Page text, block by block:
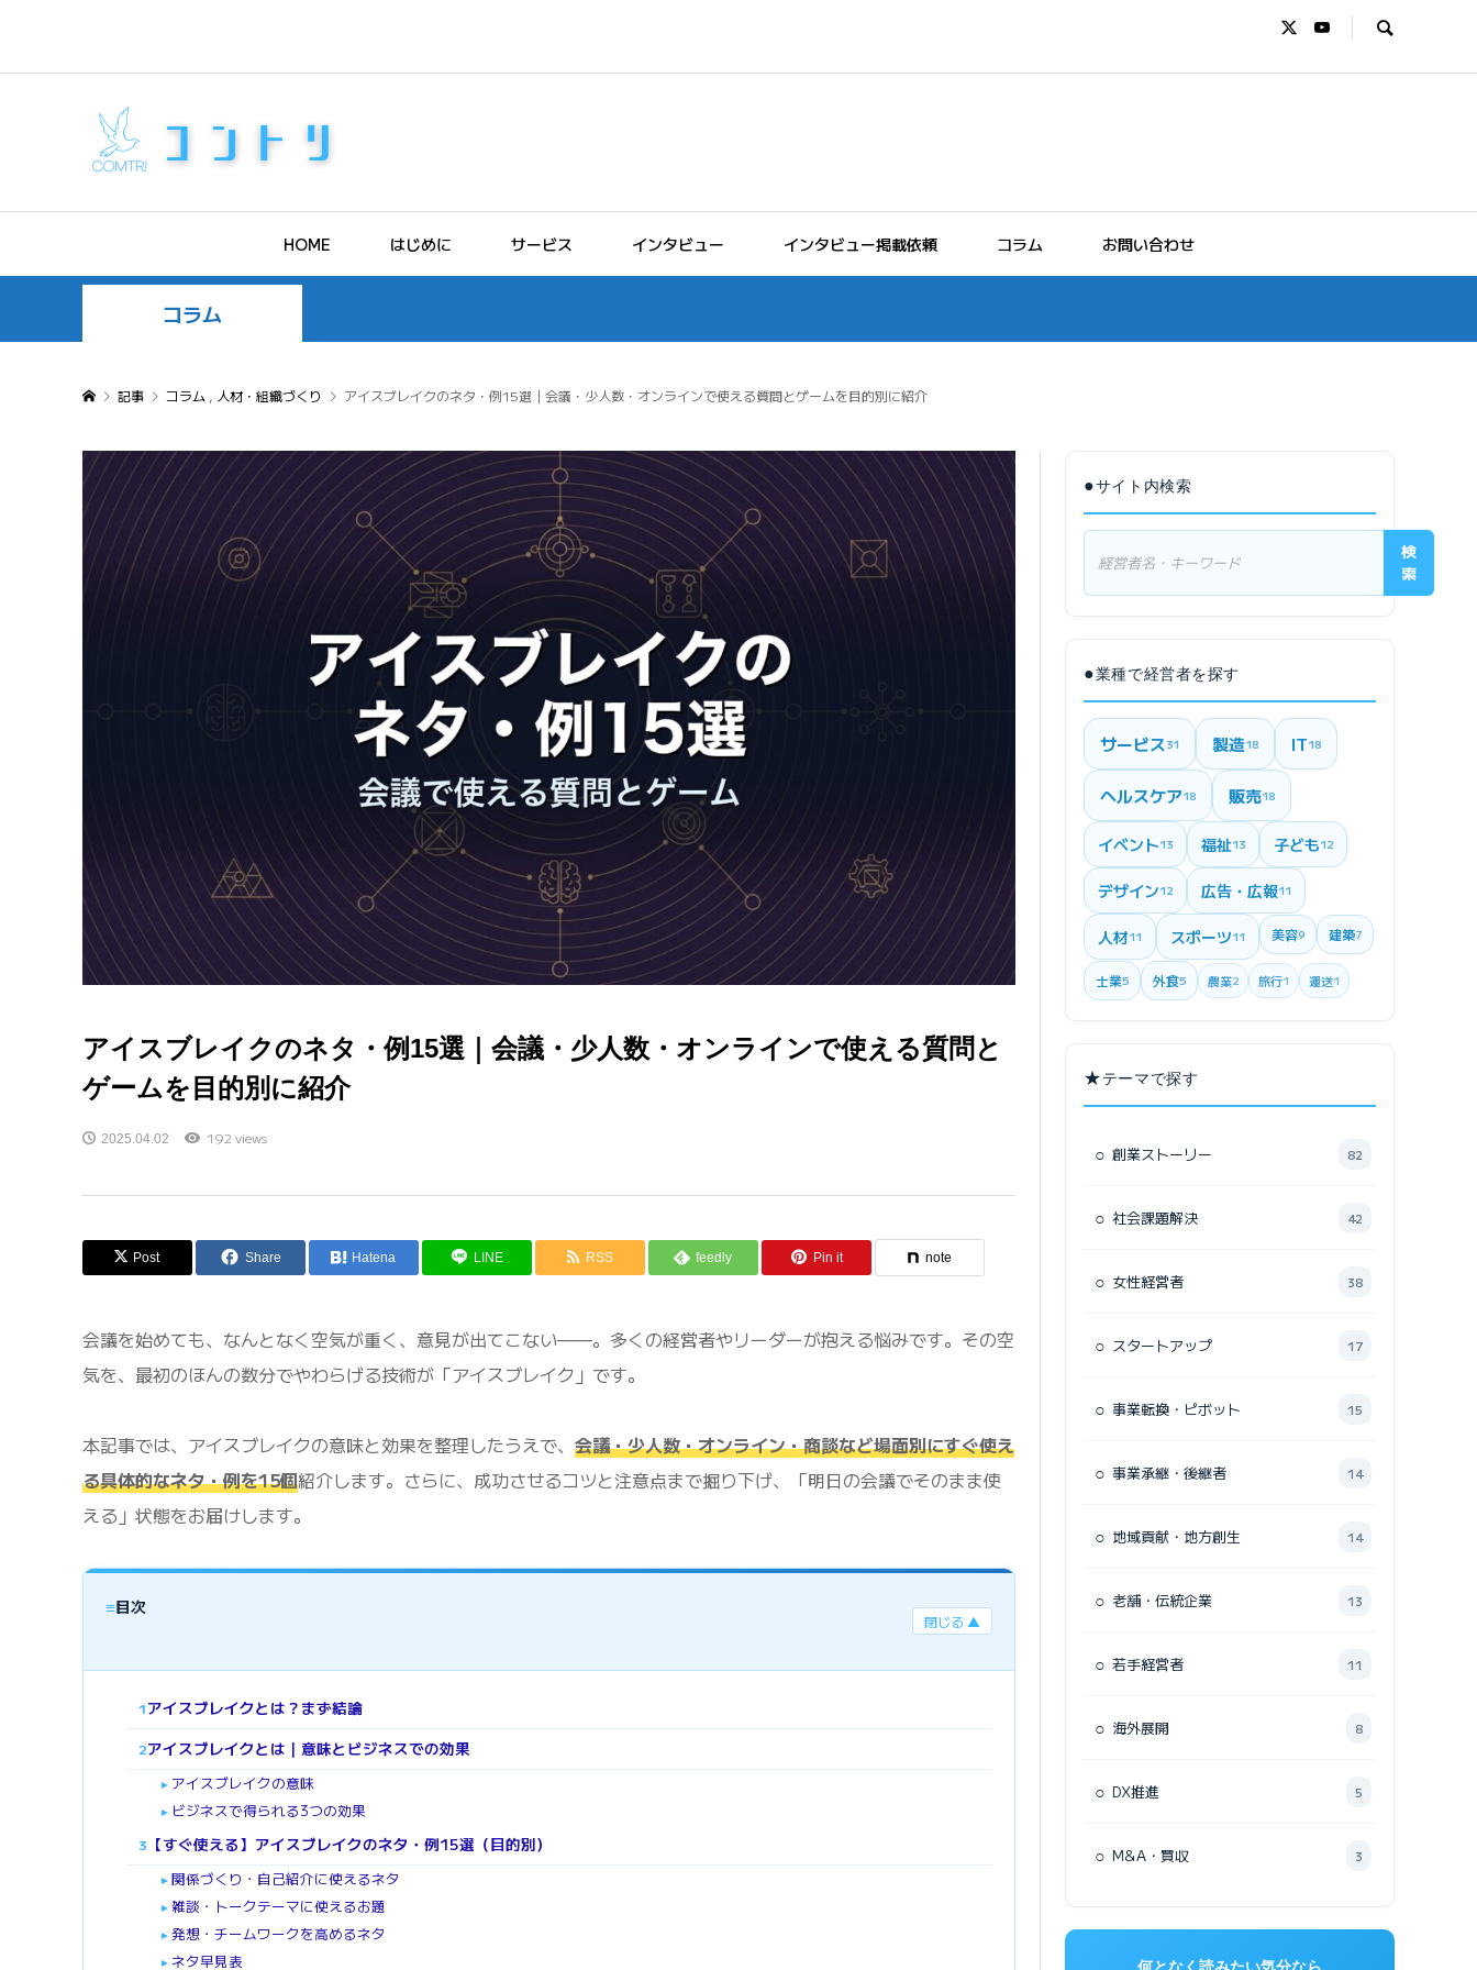
HOME はじめに サービス インタビュー インタビュー掲載依頼 コラム お問い合わせ
コラム
記事 コラム , 人材・組織づくり アイスブレイクのネタ・例15選｜会議・少人数・オンラインで使える質問とゲームを目的別に紹介
アイスブレイクのネタ・例15選｜会議・少人数・オンラインで使える質問と
ゲームを目的別に紹介
2025.04.02 192 views
Post Share Hatena LINE RSS feedly Pin it note
会議を始めても、なんとなく空気が重く、意見が出てこない——。多くの経営者やリーダーが抱える悩みです。その空
気を、最初のほんの数分でやわらげる技術が「アイスブレイク」です。
本記事では、アイスブレイクの意味と効果を整理したうえで、 会議・少人数・オンライン・商談など場面別にすぐ使え
る具体的なネタ・例を15個紹介します。さらに、成功させるコツと注意点まで掘り下げ、「明日の会議でそのまま使
える」状態をお届けします。
≡目次
閉じる ▲
1アイスブレイクとは？まず結論
2アイスブレイクとは｜意味とビジネスでの効果
► アイスブレイクの意味
► ビジネスで得られる3つの効果
3 【すぐ使える】アイスブレイクのネタ・例15選（目的別）
► 関係づくり・自己紹介に使えるネタ
► 雑談・トークテーマに使えるお題
► 発想・チームワークを高めるネタ
► ネタ早見表
●サイト内検索
検
索
●業種で経営者を探す
サービス31 製造18 IT18
ヘルスケア18 販売18
イベント13 福祉13 子ども12
デザイン12 広告・広報11
人材11 スポーツ11 美容9 建築7
士業5 外食5 農業2 旅行1 運送1
★テーマで探す
○ 創業ストーリー 82
○ 社会課題解決 42
○ 女性経営者 38
○ スタートアップ 17
○ 事業転換・ピボット 15
○ 事業承継・後継者 14
○ 地域貢献・地方創生 14
○ 老舗・伝統企業 13
○ 若手経営者 11
○ 海外展開 8
○ DX推進 5
○ M&A・買収 3